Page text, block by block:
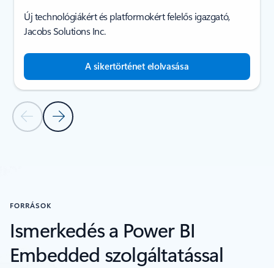
Előző dia Következő dia
Új technológiákért és platformokért felelős igazgató,
Jacobs Solutions Inc.
A sikertörténet elolvasása
FORRÁSOK
Ismerkedés a Power BI
Embedded szolgáltatással